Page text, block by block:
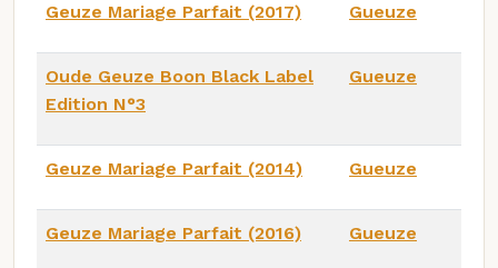
Geuze Mariage Parfait (2017) Gueuze
Oude Geuze Boon Black Label
Edition N°3
Gueuze
Geuze Mariage Parfait (2014) Gueuze
Geuze Mariage Parfait (2016) Gueuze